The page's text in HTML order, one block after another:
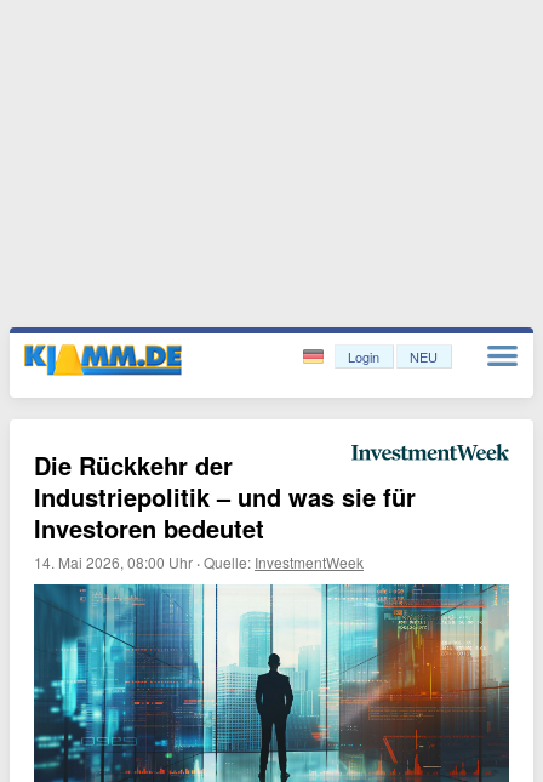
Login NEU
Die Rückkehr der
Industriepolitik – und was sie für
Investoren bedeutet
14. Mai 2026, 08:00 Uhr ·Quelle: InvestmentWeek